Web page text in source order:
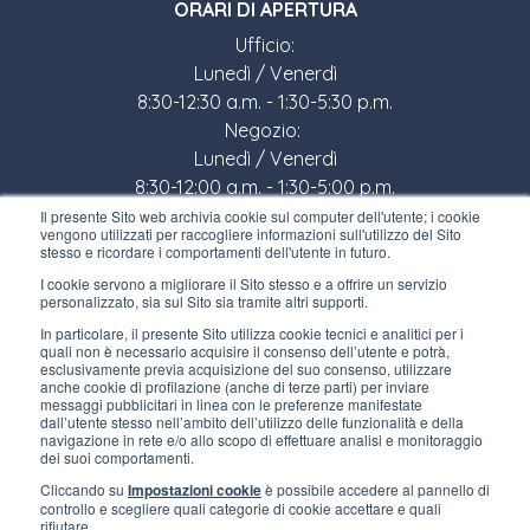
Il presente Sito web archivia cookie sul computer dell'utente; i cookie
vengono utilizzati per raccogliere informazioni sull'utilizzo del Sito
stesso e ricordare i comportamenti dell'utente in futuro.
I cookie servono a migliorare il Sito stesso e a offrire un servizio
personalizzato, sia sul Sito sia tramite altri supporti.
In particolare, il presente Sito utilizza cookie tecnici e analitici per i
quali non è necessario acquisire il consenso dell’utente e potrà,
esclusivamente previa acquisizione del suo consenso, utilizzare
anche cookie di profilazione (anche di terze parti) per inviare
messaggi pubblicitari in linea con le preferenze manifestate
dall’utente stesso nell’ambito dell’utilizzo delle funzionalità e della
navigazione in rete e/o allo scopo di effettuare analisi e monitoraggio
dei suoi comportamenti.
Cliccando su Impostazioni cookieè possibile accedere al pannello di
controllo e scegliere quali categorie di cookie accettare e quali
rifiutare.
ORARI DI APERTURA
Ufficio:
Lunedì / Venerdì
8:30-12:30 a.m. - 1:30-5:30 p.m.
Negozio:
Lunedì / Venerdì
8:30-12:00 a.m. - 1:30-5:00 p.m.
LINK UTILI
Iscriviti alla newsletter
Lavora con noi
Gli imballi di Interfluid
Progetto di trasformazione digitale
RIMANI AGGIORNATO